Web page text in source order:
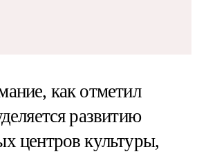
как отметил
развитию
центров культуры,